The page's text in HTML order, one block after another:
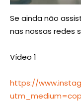
Se ainda não
nas nossas redes
Vídeo 1
https://